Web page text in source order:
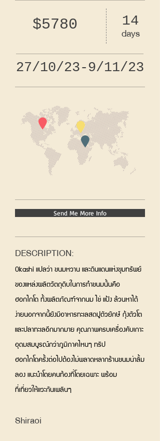
$5780 14
days
27/10/23-9/11/23
Send Me More Info
DESCRIPTION:
Okashi แปลว่า ขนมหวาน และดินแดนแห่งขุมทรัพย์
ของแหล่งผลิตวัตถุดิบในการทำขนมนั้นคือ
ฮอกไกโด ทั้งผลิตภัณฑ์จากนม ไข่ แป้ง ล้วนหาได้
ง่ายนอกจากนี้ยังมีอาหารทะเลสดปูตัวยักษ์ กุ้งตัวโต
และปลาทะเลอีกมากมาย คุณภาพครบเครื่องคับเกาะ
อุดมสมบูรณ์กว่าภูมิภาคไหนๆ ทริป
ฮอกไกโดครั้งต่อไปต้องไม่พลาดหลากร้านขนมน่าลิ้ม
ลอง แนะนำโดยคนท้องที่โดยเฉพาะ พร้อม
ที่เที่ยวให้แวะกันเพลินๆ
Shiraoi